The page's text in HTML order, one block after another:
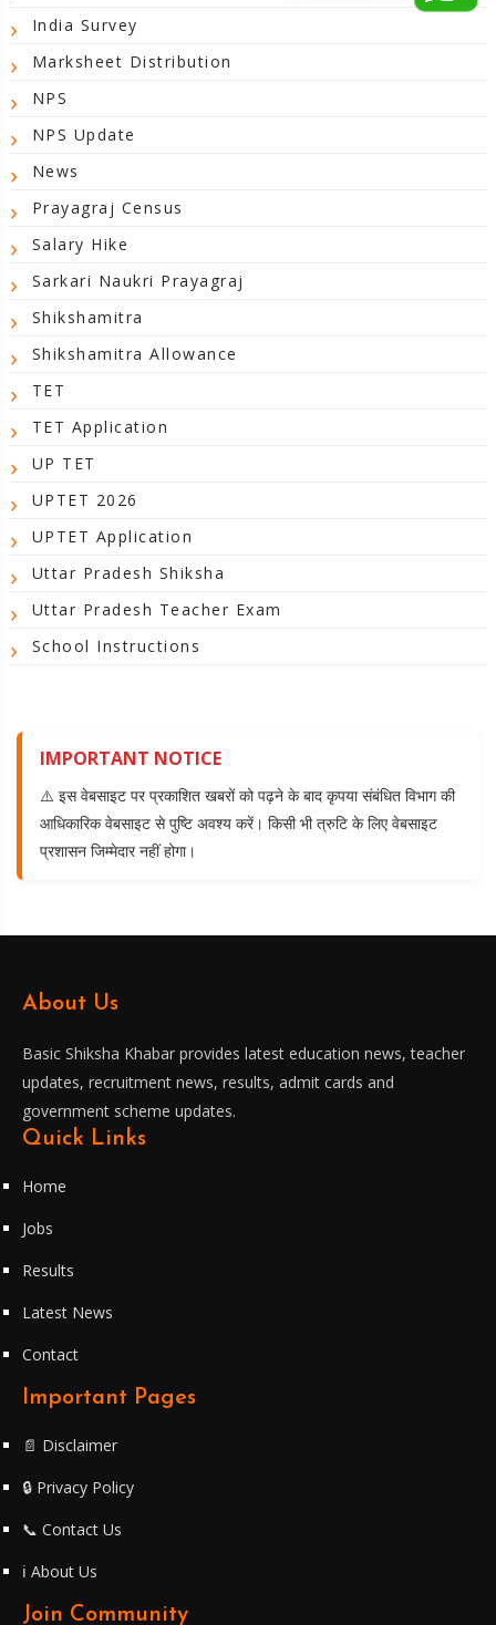
India Survey
Marksheet Distribution
NPS
NPS Update
News
Prayagraj Census
Salary Hike
Sarkari Naukri Prayagraj
Shikshamitra
Shikshamitra Allowance
TET
TET Application
UP TET
UPTET 2026
UPTET Application
Uttar Pradesh Shiksha
Uttar Pradesh Teacher Exam
School Instructions
IMPORTANT NOTICE
⚠️ इस वेबसाइट पर प्रकाशित खबरों को पढ़ने के बाद कृपया संबंधित विभाग की
आधिकारिक वेबसाइट से पुष्टि अवश्य करें। किसी भी त्रुटि के लिए वेबसाइट
प्रशासन जिम्मेदार नहीं होगा।
About Us
Basic Shiksha Khabar provides latest education news, teacher
updates, recruitment news, results, admit cards and
government scheme updates.
Quick Links
Home
Jobs
Results
Latest News
Contact
Important Pages
📄 Disclaimer
🔒 Privacy Policy
📞 Contact Us
ℹ️ About Us
Join Community